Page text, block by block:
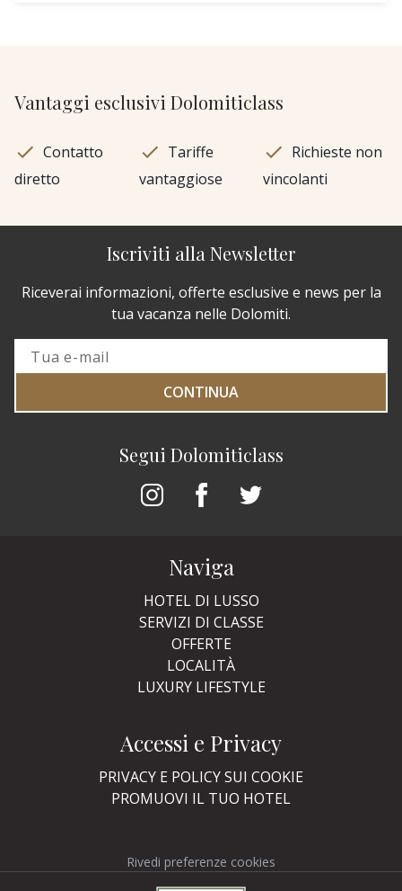
Vantaggi esclusivi Dolomiticlass
Contatto
diretto
Tariffe
vantaggiose
Richieste non
vincolanti
Segui Dolomiticlass
Iscriviti alla Newsletter
Riceverai informazioni, offerte esclusive e news per la
tua vacanza nelle Dolomiti.
CONTINUA
Naviga
HOTEL DI LUSSO
SERVIZI DI CLASSE
OFFERTE
LOCALITÀ
LUXURY LIFESTYLE
Accessi e Privacy
PRIVACY E POLICY SUI COOKIE
PROMUOVI IL TUO HOTEL
Rivedi preferenze cookies